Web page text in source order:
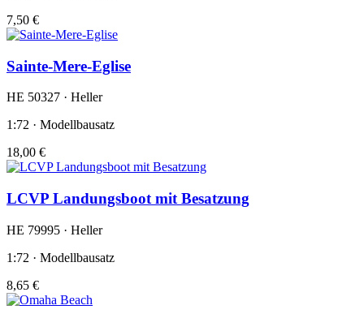
7,50 €
Sainte-Mere-Eglise
HE 50327 · Heller
1:72 · Modellbausatz
18,00 €
LCVP Landungsboot mit Besatzung
HE 79995 · Heller
1:72 · Modellbausatz
8,65 €